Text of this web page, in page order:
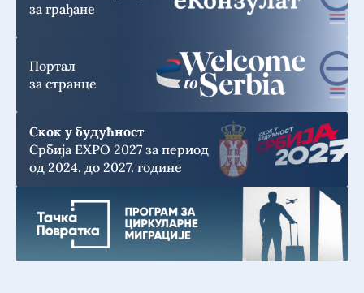
за грађане
Портал
за странце
Скок у будућност
Србија EXPO 2027 за период
од 2024. до 2027. године